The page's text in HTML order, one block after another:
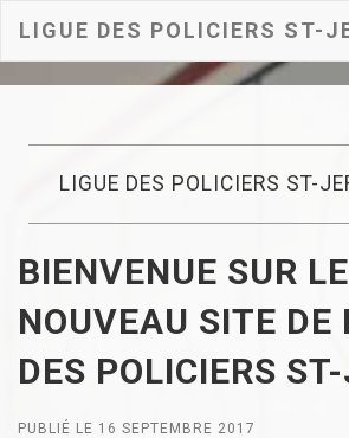
LIGUE DES POLICIERS ST-
LIGUE DES POLICIERS ST-
BIENVENUE SUR LE
NOUVEAU SITE DE
DES POLICIERS
PUBLIÉ LE 16 SEPTEMBRE 2017